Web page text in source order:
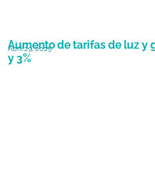
Aumento de tarifas de luz y
y 3%
Abril 29, 2025